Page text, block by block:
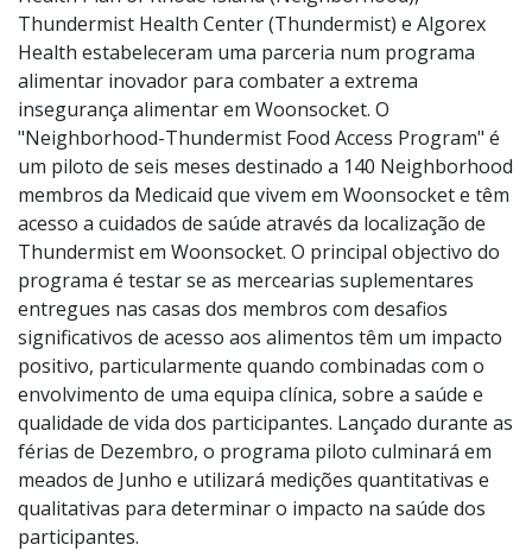
Thundermist Health Center (Thundermist) e Algorex
Health estabeleceram uma parceria num programa
alimentar inovador para combater a extrema
insegurança alimentar em Woonsocket. O
"Neighborhood-Thundermist Food Access Program" é
um piloto de seis meses destinado a 140 Neighborhood
membros da Medicaid que vivem em Woonsocket e têm
acesso a cuidados de saúde através da localização de
Thundermist em Woonsocket. O principal objectivo do
programa é testar se as mercearias suplementares
entregues nas casas dos membros com desafios
significativos de acesso aos alimentos têm um impacto
positivo, particularmente quando combinadas com o
envolvimento de uma equipa clínica, sobre a saúde e
qualidade de vida dos participantes. Lançado durante as
férias de Dezembro, o programa piloto culminará em
meados de Junho e utilizará medições quantitativas e
qualitativas para determinar o impacto na saúde dos
participantes.